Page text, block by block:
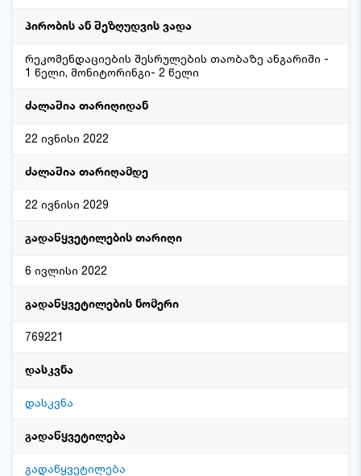
პირობის ან შეზღუდვის ვადა
რეკომენდაციების შესრულების თაობაზე ანგარიში -
1 წელი, მონიტორინგი- 2 წელი
ძალაშია თარიღიდან
22 ივნისი 2022
ძალაშია თარიღამდე
22 ივნისი 2029
გადაწყვეტილების თარიღი
6 ივლისი 2022
გადაწყვეტილების ნომერი
769221
დასკვნა
დასკვნა
გადაწყვეტილება
გადაწყვეტილება